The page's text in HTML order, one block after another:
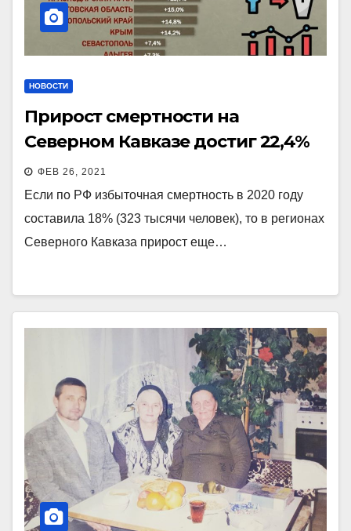
НОВОСТИ
Прирост смертности на
Северном Кавказе достиг 22,4%
ФЕВ 26, 2021
Если по РФ избыточная смертность в 2020 году
составила 18% (323 тысячи человек), то в регионах
Северного Кавказа прирост еще…